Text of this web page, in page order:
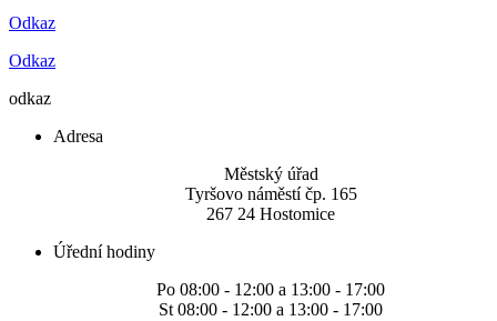
Odkaz
Odkaz
odkaz
Adresa
Městský úřad
Tyršovo náměstí čp. 165
267 24 Hostomice
Úřední hodiny
Po 08:00 - 12:00 a 13:00 - 17:00
St 08:00 - 12:00 a 13:00 - 17:00